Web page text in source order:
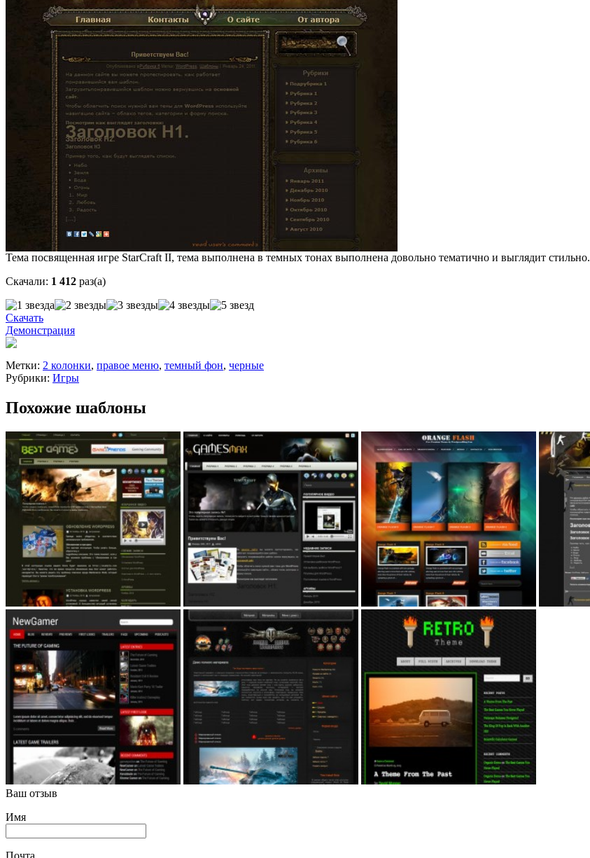
Тема посвященная игре StarCraft II, тема выполнена в темных тонах выполнена довольно тематично и выглядит стильно.
Скачали: 1 412 раз(а)
Скачать
Демонстрация
Метки: 2 колонки, правое меню, темный фон, черные
Рубрики: Игры
Похожие шаблоны
Ваш отзыв
Имя
Почта